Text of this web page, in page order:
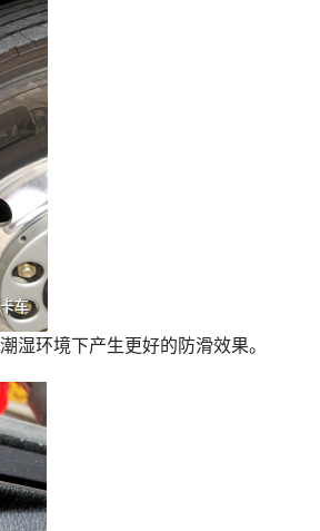
湿环境下产生更好的防滑效果。